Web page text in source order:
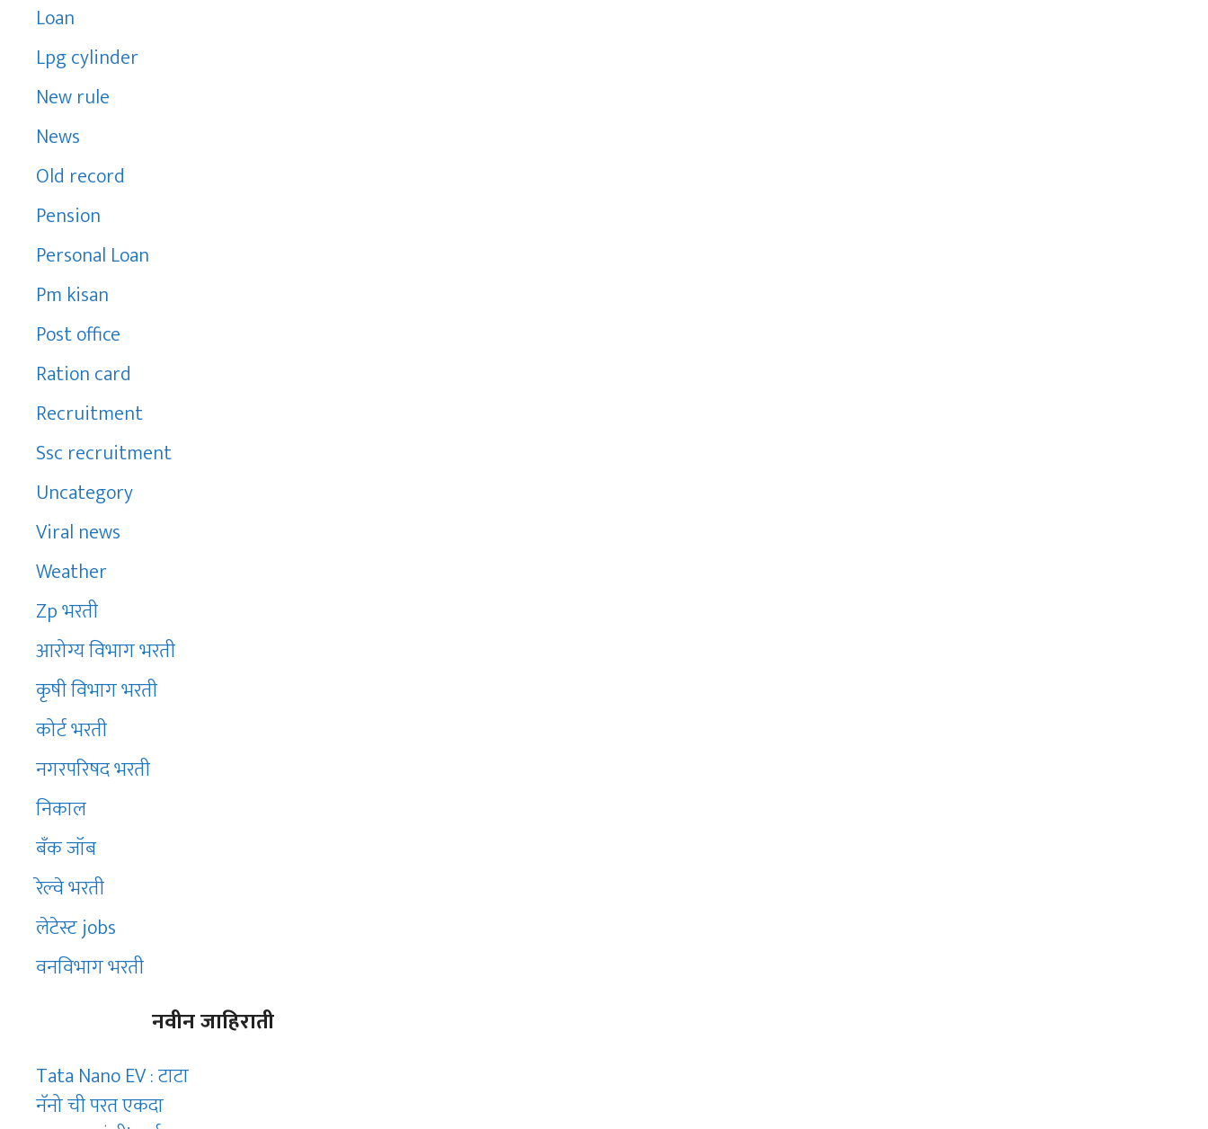
Loan
Lpg cylinder
New rule
News
Old record
Pension
Personal Loan
Pm kisan
Post office
Ration card
Recruitment
Ssc recruitment
Uncategory
Viral news
Weather
Zp भरती
आरोग्य विभाग भरती
कृषी विभाग भरती
कोर्ट भरती
नगरपरिषद भरती
निकाल
बँक जॉब
रेल्वे भरती
लेटेस्ट jobs
वनविभाग भरती
नवीन जाहिराती
Tata Nano EV : टाटा
नॅनो ची परत एकदा